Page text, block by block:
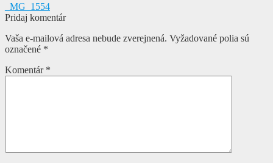
Navigácia
v
článku
Predchádzajúci
článok:
_MG_1554
Pridaj komentár
Vaša e-mailová adresa nebude zverejnená. Vyžadované polia sú
označené *
Komentár *